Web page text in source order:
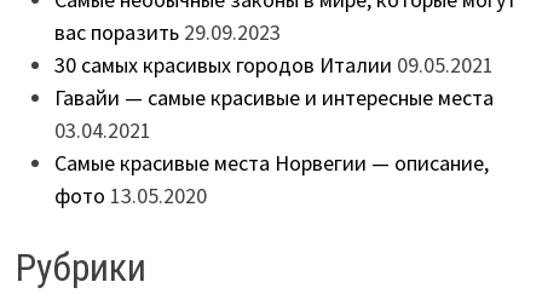
вас поразить 29.09.2023
30 самых красивых городов Италии 09.05.2021
Гавайи — самые красивые и интересные места
03.04.2021
Самые красивые места Норвегии — описание,
фото 13.05.2020
Рубрики